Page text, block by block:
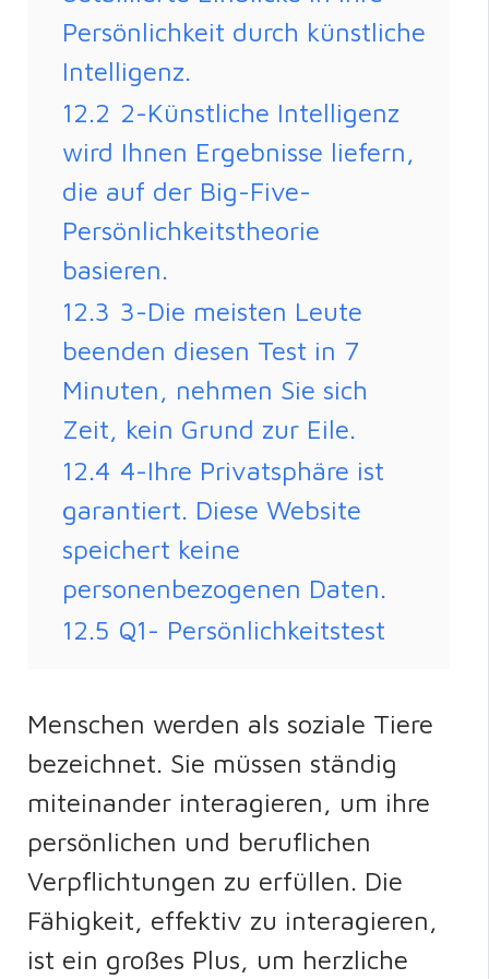
Persönlichkeit durch künstliche
Intelligenz.
12.2 2-Künstliche Intelligenz
wird Ihnen Ergebnisse liefern,
die auf der Big-Five-
Persönlichkeitstheorie
basieren.
12.3 3-Die meisten Leute
beenden diesen Test in 7
Minuten, nehmen Sie sich
Zeit, kein Grund zur Eile.
12.4 4-Ihre Privatsphäre ist
garantiert. Diese Website
speichert keine
personenbezogenen Daten.
12.5 Q1- Persönlichkeitstest
Menschen werden als soziale Tiere
bezeichnet. Sie müssen ständig
miteinander interagieren, um ihre
persönlichen und beruflichen
Verpflichtungen zu erfüllen. Die
Fähigkeit, effektiv zu interagieren,
ist ein großes Plus, um herzliche